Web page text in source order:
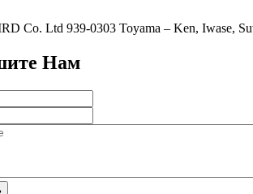
Co. Ltd 939-0303 Toyama – Ken, Iwase,
Нам